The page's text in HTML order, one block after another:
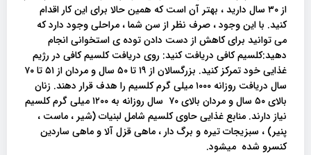
از ۳۰ سال دارید ، بهتر آن است که همین حالا برای این کار اقدام
کنید. با این وجود ، صرف نظر از سن شما ، مراحلی وجود دارد که
می توانید برای کاهش از دست دادن توده ی استخوانی انجام
دهید:کلسیم کافی دریافت کنید: روی دریافت کلسیم کافی در رژیم
غذایی خود تمرکز کنید. بزرگسالان از ۱۹ تا ۵۰ سال و مردان از ۵۱ تا ۷۰
سال دریافت روزانه ۱۰۰۰ میلی گرم کلسیم را هدف قرار دهند. زنان
بالای ۵۰ سال و مردان بالای ۷۰ سال روزانه به ۱۲۰۰ میلی گرم کلسیم
نیاز دارند. منابع غذایی حاوی کلسیم شامل لبنیات (شیر ، ماست ،
پنیر) ، سبزیجات تیره و برگ دار ، ماهی قزل آلا و ماهی ساردین
کنسرو شده میشود.